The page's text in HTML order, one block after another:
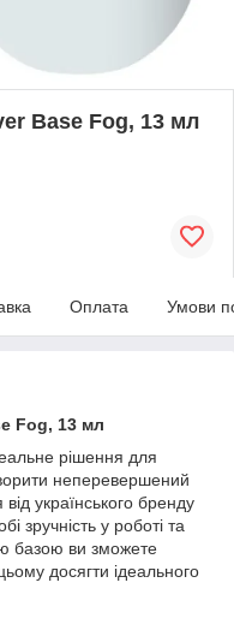
Base Fog, 13 мл
Оплата Умови
Fog, 13 мл
рішення для
неперевершений
від українського бренду
зручність у роботі та
базою ви зможете
досягти ідеального